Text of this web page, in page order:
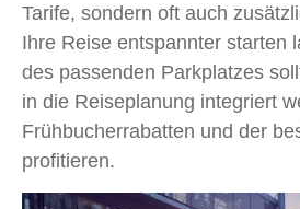
Tarife, sondern oft auch
Ihre Reise entspannter starten
des passenden Parkplatzes
in die Reiseplanung integriert
Frühbucherrabatten und der
profitieren.